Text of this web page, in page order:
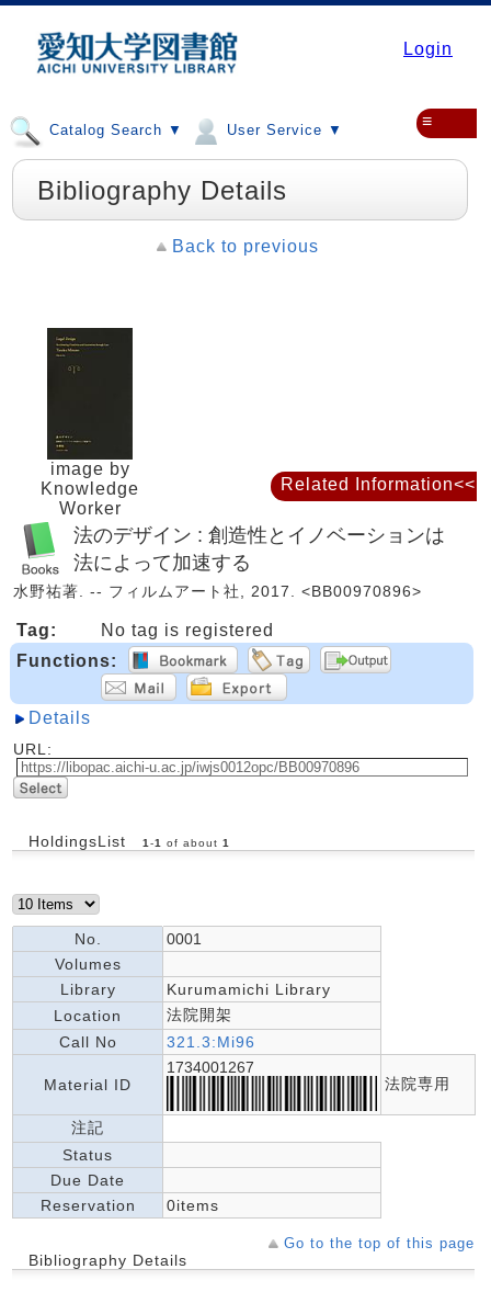
Login
Catalog Search ▼ User Service ▼ ≡
Bibliography Details
Back to previous
image by
Knowledge
Worker
法のデザイン : 創造性とイノベーションは
法によって加速する
水野祐著. -- フィルムアート社, 2017. <BB00970896>
Tag:
No tag is registered
Functions:
Details
URL:
HoldingsList 1 -1 of about 1
No.
0001
Volumes
Library
Kurumamichi Library
Location
法院開架
Call No
321.3:Mi96
Material ID
1734001267
法院専用
注記
Status
Due Date
Reservation
0items
Go to the top of this page
Bibliography Details
Related Information<<